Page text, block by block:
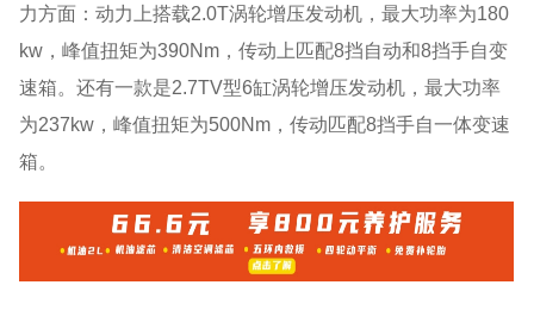
力方面：动力上搭载2.0T涡轮增压发动机，最大功率为180
kw，峰值扭矩为390Nm，传动上匹配8挡自动和8挡手自变
速箱。还有一款是2.7TV型6缸涡轮增压发动机，最大功率
为237kw，峰值扭矩为500Nm，传动匹配8挡手自一体变速
箱。